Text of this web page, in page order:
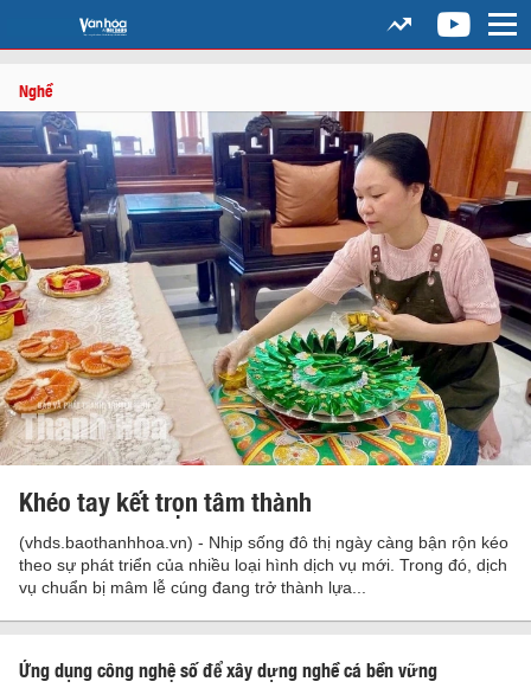
Nghề
Khéo tay kết trọn tâm thành
(vhds.baothanhhoa.vn) - Nhịp sống đô thị ngày càng bận rộn kéo
theo sự phát triển của nhiều loại hình dịch vụ mới. Trong đó, dịch
vụ chuẩn bị mâm lễ cúng đang trở thành lựa...
Ứng dụng công nghệ số để xây dựng nghề cá bền vững